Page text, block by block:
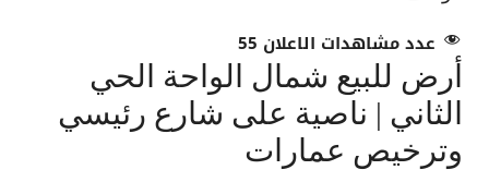
عدد مشاهدات الاعلان 55
أرض للبيع شمال الواحة الحي
الثاني | ناصية على شارع رئيسي
وترخيص عمارات